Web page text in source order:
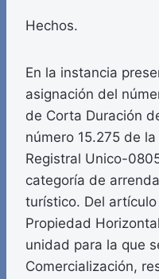
Hechos.
En la instancia
asignación del
de Corta Duración
número 15.275 de
Registral Unico-
categoría de
turístico. Del
Propiedad
unidad para la que
Comercialización,